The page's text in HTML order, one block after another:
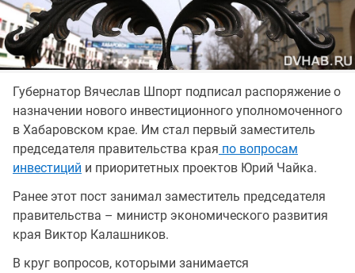
Губернатор Вячеслав Шпорт подписал распоряжение о
назначении нового инвестиционного уполномоченного
в Хабаровском крае. Им стал первый заместитель
председателя правительства края по вопросам
инвестиций и приоритетных проектов Юрий Чайка.
Ранее этот пост занимал заместитель председателя
правительства – министр экономического развития
края Виктор Калашников.
В круг вопросов, которыми занимается